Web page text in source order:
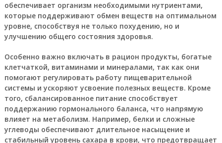
обеспечивает организм необходимыми нутриентами,
которые поддерживают обмен веществ на оптимальном
уровне, способствуя не только похудению, но и
улучшению общего состояния здоровья.
Особенно важно включать в рацион продукты, богатые
клетчаткой, витаминами и минералами, так как они
помогают регулировать работу пищеварительной
системы и ускоряют усвоение полезных веществ. Кроме
того, сбалансированное питание способствует
поддержанию гормонального баланса, что напрямую
влияет на метаболизм. Например, белки и сложные
углеводы обеспечивают длительное насыщение и
стабильный уровень сахара в крови, что предотвращает